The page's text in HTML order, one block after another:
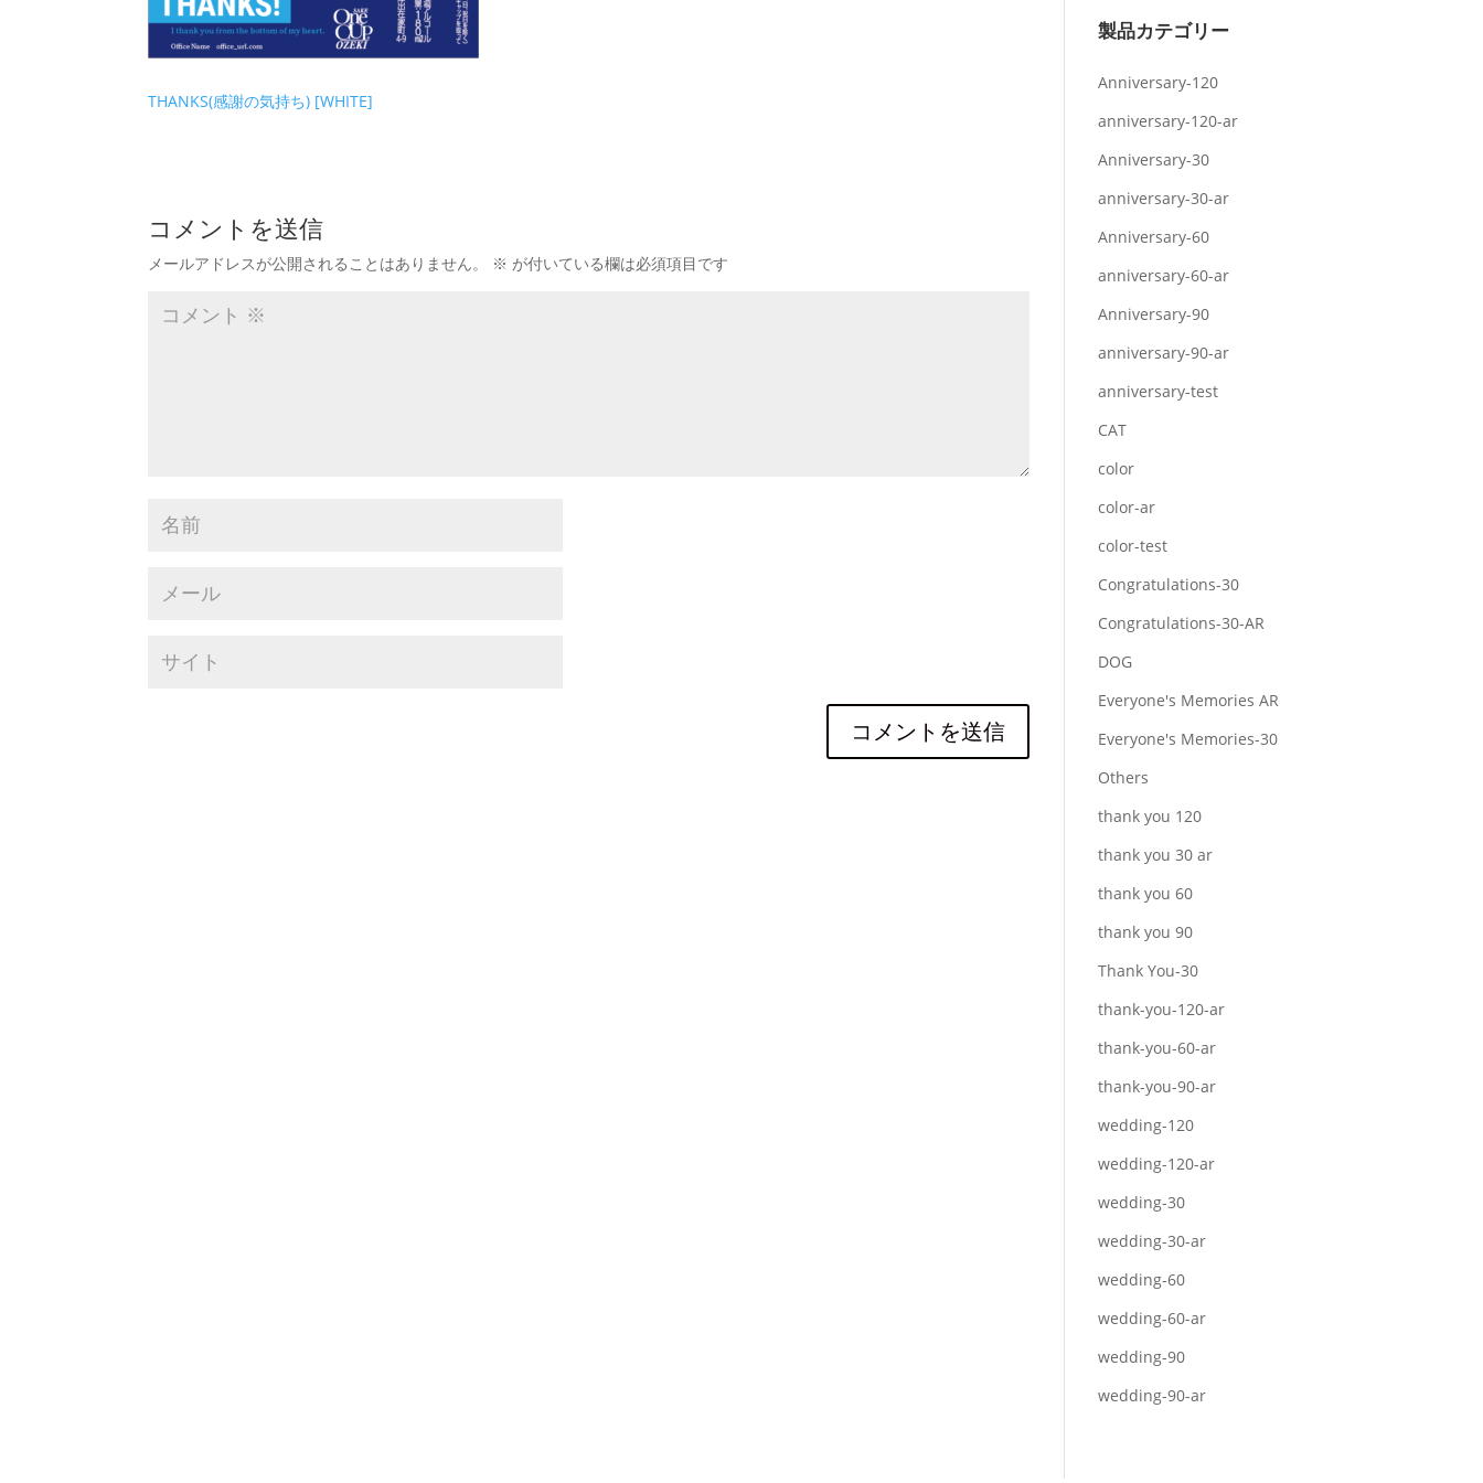
THANKS(感謝の気持ち) [WHITE]
コメントを送信
メールアドレスが公開されることはありません。 ※ が付いている欄は必須項目です
製品カテゴリー
Anniversary-120
anniversary-120-ar
Anniversary-30
anniversary-30-ar
Anniversary-60
anniversary-60-ar
Anniversary-90
anniversary-90-ar
anniversary-test
CAT
color
color-ar
color-test
Congratulations-30
Congratulations-30-AR
DOG
Everyone's Memories AR
Everyone's Memories-30
Others
thank you 120
thank you 30 ar
thank you 60
thank you 90
Thank You-30
thank-you-120-ar
thank-you-60-ar
thank-you-90-ar
wedding-120
wedding-120-ar
wedding-30
wedding-30-ar
wedding-60
wedding-60-ar
wedding-90
wedding-90-ar